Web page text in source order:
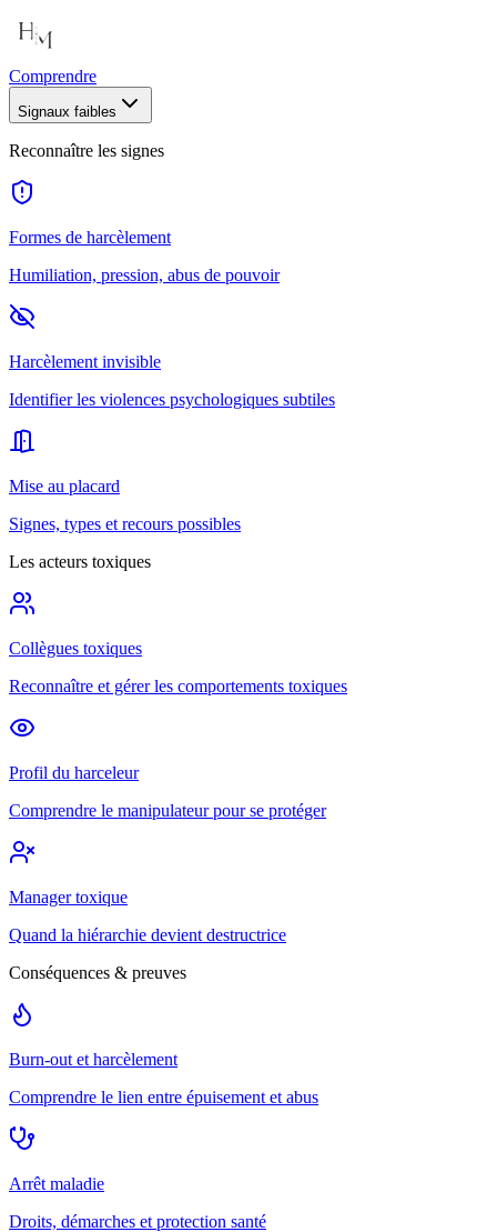
Comprendre
Signaux faibles
Reconnaître les signes
Formes de harcèlement
Humiliation, pression, abus de pouvoir
Harcèlement invisible
Identifier les violences psychologiques subtiles
Mise au placard
Signes, types et recours possibles
Les acteurs toxiques
Collègues toxiques
Reconnaître et gérer les comportements toxiques
Profil du harceleur
Comprendre le manipulateur pour se protéger
Manager toxique
Quand la hiérarchie devient destructrice
Conséquences & preuves
Burn-out et harcèlement
Comprendre le lien entre épuisement et abus
Arrêt maladie
Droits, démarches et protection santé